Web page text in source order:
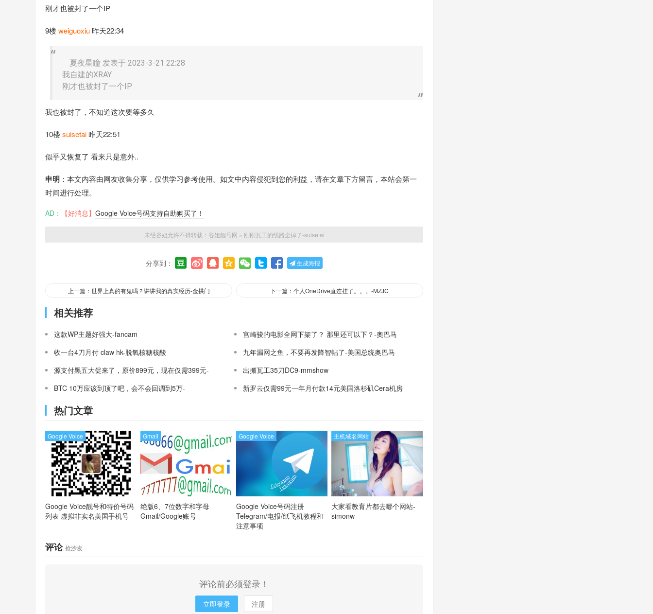
刚才也被封了一个IP
9楼 weiguoxiu 昨天22:34
夏夜星瞳 发表于 2023-3-21 22:28
我自建的XRAY
刚才也被封了一个IP
我也被封了，不知道这次要等多久
10楼 suisetai 昨天22:51
似乎又恢复了 看来只是意外..
申明 ：本文内容由网友收集分享，仅供学习参考使用。如文中内容侵犯到您的利益，请在文章下方留言，本站会第一
时间进行处理。
AD： 【好消息】 Google Voice号码支持自助购买了！
未经谷姐允许不得转载： 谷姐靓号网 » 刚刚瓦工的线路全掉了-suisetai
分享到： 生成海报
上一篇：世界上真的有鬼吗？讲讲我的真实经历-金拱门 下一篇：个人OneDrive直连挂了。。。-MZJC
相关推荐
这款WP主题好强大-fancam
宫崎骏的电影全网下架了？ 那里还可以下？-奧巴马
收一台4刀月付 claw hk-脱氧核糖核酸
九年漏网之鱼，不要再发降智帖了-美国总统奥巴马
源支付黑五大促来了，原价899元，现在仅需399元-
出搬瓦工35刀DC9-mmshow
BTC 10万应该到顶了吧，会不会回调到5万-
新罗云仅需99元一年月付款14元美国洛杉矶Cera机房
热门文章
Google Voice靓号和特价号码
列表 虚拟非实名美国手机号
Google Voice
绝版6、7位数字和字母
Gmail/Google账号
Gmail
Google Voice号码注册
Telegram/电报/纸飞机教程和
注意事项
Google Voice
大家看教育片都去哪个网站-
simonw
主机域名网站
评论 抢沙发
评论前必须登录！
立即登录 注册